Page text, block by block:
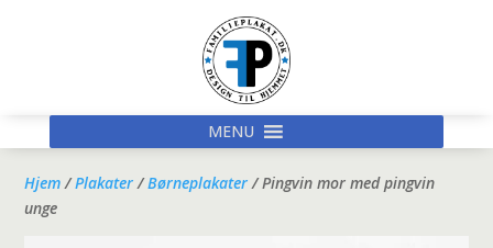
MENU
Hjem/Plakater/Børneplakater/ Pingvin mor med pingvin
unge